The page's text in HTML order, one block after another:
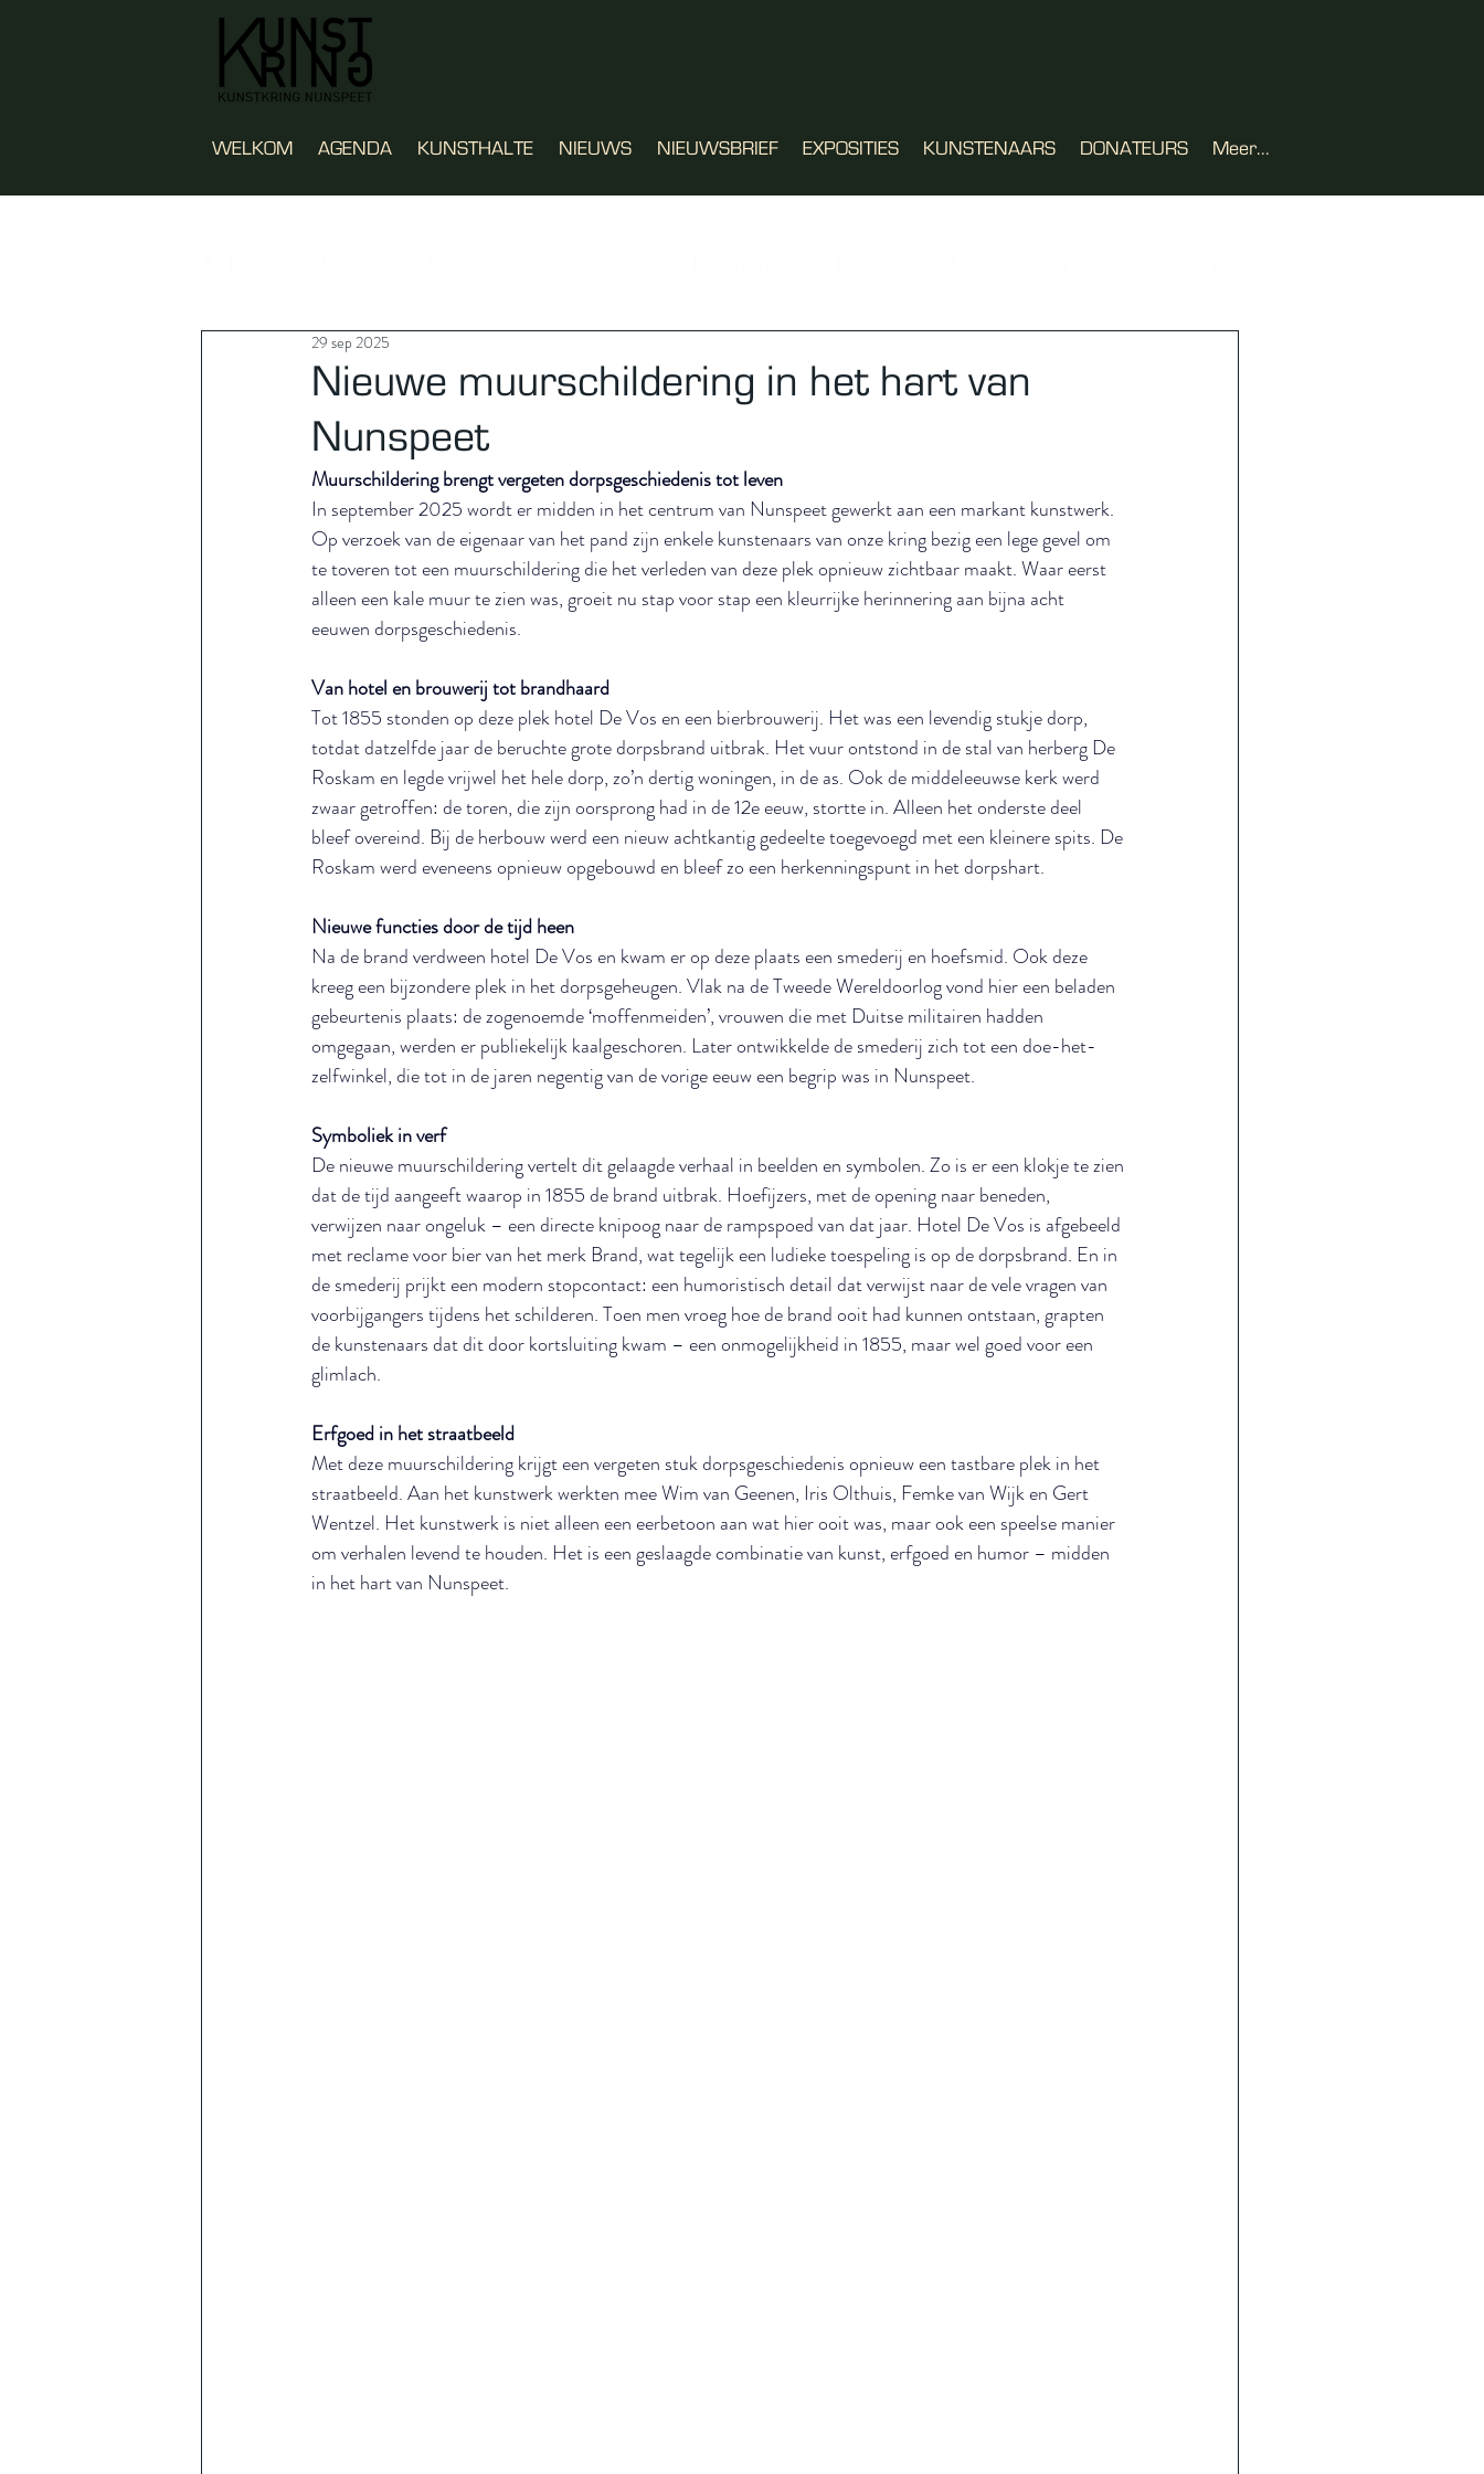
WELKOM AGENDA KUNSTHALTE NIEUWS NIEUWSBRIEF EXPOSITIES KUNSTENAARS DONATEURS Meer...
KunstHalte
Nieuwe muurschildering in het hart van
Nunspeet
29 sep 2025
Muurschildering brengt vergeten dorpsgeschiedenis tot leven
In september 2025 wordt er midden in het centrum van Nunspeet gewerkt aan een markant kunstwerk.
Op verzoek van de eigenaar van het pand zijn enkele kunstenaars van onze kring bezig een lege gevel om
te toveren tot een muurschildering die het verleden van deze plek opnieuw zichtbaar maakt. Waar eerst
alleen een kale muur te zien was, groeit nu stap voor stap een kleurrijke herinnering aan bijna acht
eeuwen dorpsgeschiedenis.
Van hotel en brouwerij tot brandhaard
Tot 1855 stonden op deze plek hotel De Vos en een bierbrouwerij. Het was een levendig stukje dorp,
totdat datzelfde jaar de beruchte grote dorpsbrand uitbrak. Het vuur ontstond in de stal van herberg De
Roskam en legde vrijwel het hele dorp, zo’n dertig woningen, in de as. Ook de middeleeuwse kerk werd
zwaar getroffen: de toren, die zijn oorsprong had in de 12e eeuw, stortte in. Alleen het onderste deel
bleef overeind. Bij de herbouw werd een nieuw achtkantig gedeelte toegevoegd met een kleinere spits. De
Roskam werd eveneens opnieuw opgebouwd en bleef zo een herkenningspunt in het dorpshart.
Nieuwe functies door de tijd heen
Na de brand verdween hotel De Vos en kwam er op deze plaats een smederij en hoefsmid. Ook deze
kreeg een bijzondere plek in het dorpsgeheugen. Vlak na de Tweede Wereldoorlog vond hier een beladen
gebeurtenis plaats: de zogenoemde ‘moffenmeiden’, vrouwen die met Duitse militairen hadden
omgegaan, werden er publiekelijk kaalgeschoren. Later ontwikkelde de smederij zich tot een doe-het-
zelfwinkel, die tot in de jaren negentig van de vorige eeuw een begrip was in Nunspeet.
Symboliek in verf
De nieuwe muurschildering vertelt dit gelaagde verhaal in beelden en symbolen. Zo is er een klokje te zien
dat de tijd aangeeft waarop in 1855 de brand uitbrak. Hoefijzers, met de opening naar beneden,
verwijzen naar ongeluk – een directe knipoog naar de rampspoed van dat jaar. Hotel De Vos is afgebeeld
met reclame voor bier van het merk Brand, wat tegelijk een ludieke toespeling is op de dorpsbrand. En in
de smederij prijkt een modern stopcontact: een humoristisch detail dat verwijst naar de vele vragen van
voorbijgangers tijdens het schilderen. Toen men vroeg hoe de brand ooit had kunnen ontstaan, grapten
de kunstenaars dat dit door kortsluiting kwam – een onmogelijkheid in 1855, maar wel goed voor een
glimlach.
Erfgoed in het straatbeeld
Met deze muurschildering krijgt een vergeten stuk dorpsgeschiedenis opnieuw een tastbare plek in het
straatbeeld. Aan het kunstwerk werkten mee Wim van Geenen, Iris Olthuis, Femke van Wijk en Gert
Wentzel. Het kunstwerk is niet alleen een eerbetoon aan wat hier ooit was, maar ook een speelse manier
om verhalen levend te houden. Het is een geslaagde combinatie van kunst, erfgoed en humor – midden
in het hart van Nunspeet.